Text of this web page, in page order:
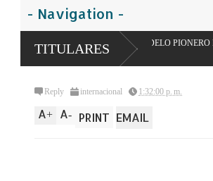
TITULARES
MODELO PIONERO DE
Reply internacional 1:32:00 p. m.
A+ A- PRINT EMAIL